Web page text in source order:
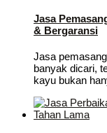
Jasa
& Bergaransi
Jasa
banyak dicari,
kayu bukan